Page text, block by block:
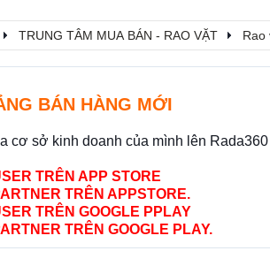
TRUNG TÂM MUA BÁN - RAO VẶT Rao
BÁN HÀNG MỚI
cơ sở kinh doanh của mình lên
TRÊN APP STORE
TRÊN APPSTORE.
TRÊN GOOGLE PPLAY
TRÊN GOOGLE PLAY.